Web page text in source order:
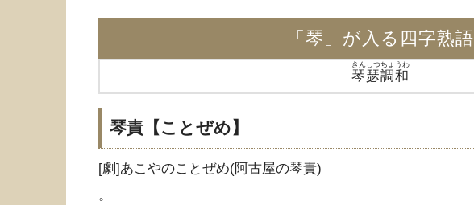
「琴」が入る四字熟語
琴瑟調和
きんしつちょうわ
琴責【ことぜめ】
[劇]あこやのことぜめ(阿古屋の琴責)
。